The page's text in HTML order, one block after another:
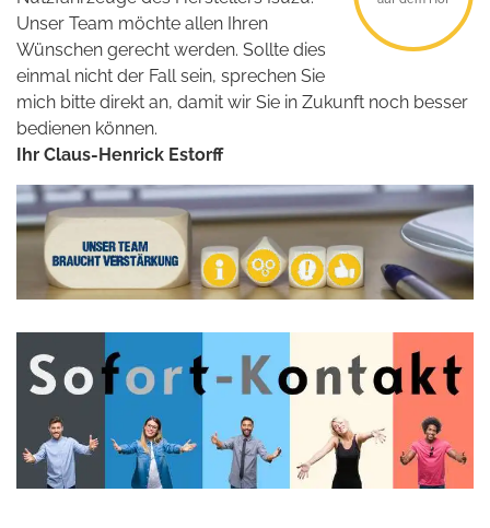
Unser Team möchte allen Ihren
Wünschen gerecht werden. Sollte dies
einmal nicht der Fall sein, sprechen Sie
mich bitte direkt an, damit wir Sie in Zukunft noch besser
bedienen können.
Ihr Claus-Henrick Estorff